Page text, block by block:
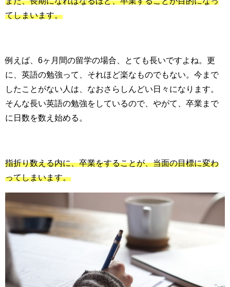
てしまいます。
例えば、6ヶ月間の留学の場合、とても長いですよね。更
に、英語の勉強って、それほど楽なものでもない。今まで
したことがない人は、なおさらしんどい日々になります。
そんな長い英語の勉強をしているので、やがて、卒業まで
に日数を数え始める。
指折り数える内に、卒業をすることが、当面の目標に変わ
ってしまいます。